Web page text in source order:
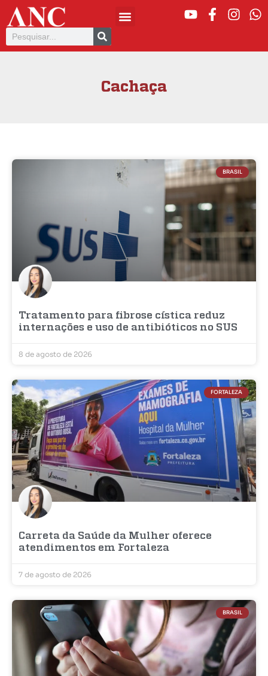
Cachaça
BRASIL
Tratamento para fibrose cística reduz
internações e uso de antibióticos no SUS
8 de agosto de 2026
FORTALEZA
Carreta da Saúde da Mulher oferece
atendimentos em Fortaleza
7 de agosto de 2026
BRASIL